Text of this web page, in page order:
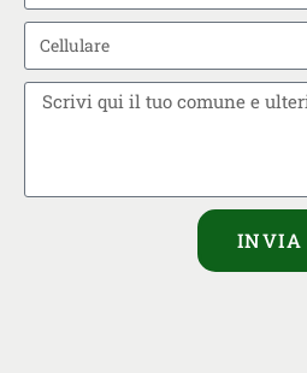
INVIA